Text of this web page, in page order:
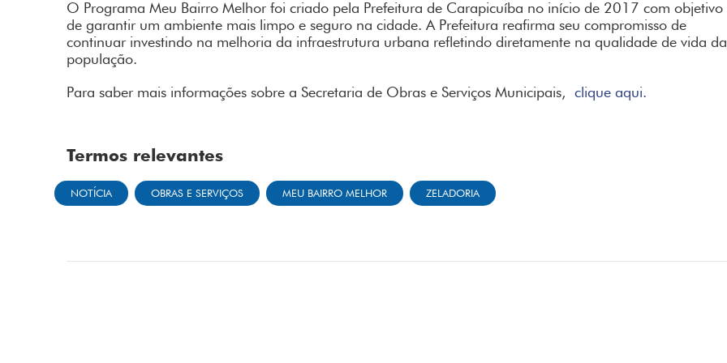
O Programa Meu Bairro Melhor foi criado pela Prefeitura de Carapicuíba no início de 2017 com objetivo
de garantir um ambiente mais limpo e seguro na cidade. A Prefeitura reafirma seu compromisso de
continuar investindo na melhoria da infraestrutura urbana refletindo diretamente na qualidade de vida da
população.
Para saber mais informações sobre a Secretaria de Obras e Serviços Municipais,clique aqui.
Termos relevantes
NOTÍCIA OBRAS E SERVIÇOS MEU BAIRRO MELHOR ZELADORIA